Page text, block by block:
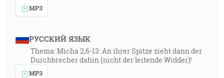
MP3
РУССКИЙ ЯЗЫК
Thema: Micha 2,6-13: An ihrer Spitze zieht dann der
Durchbrecher dahin (nicht der leitende Widder)!
MP3